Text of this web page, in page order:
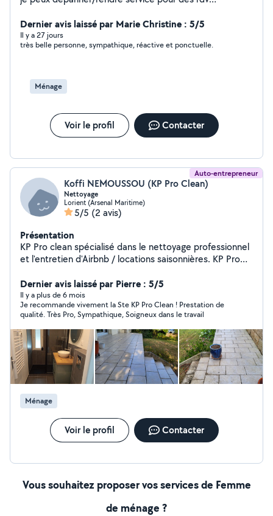
Lorient et alentours
Dernier avis laissé par Marie Christine : 5/5
Il y a 27 jours
très belle personne, sympathique, réactive et ponctuelle.
Ménage
Voir le profil Contacter
Auto-entrepreneur
Koffi NEMOUSSOU (KP Pro Clean)
Nettoyage
Lorient (Arsenal Maritime)
5/5 (2 avis)
Présentation
KP Pro clean spécialisé dans le nettoyage professionnel
et l'entretien d'Airbnb / locations saisonnières. KP Pro
besoins des entreprises, bureaux, commerces et des
propriétaires souhaitant déléguer la gestion du ménage.
Nos services: -Nettoyage complet bureaux -Entretien
et remise en état entreprises 2 locations Airbnb -
Gestion du linge (lavage repassage mise en place) -
Préparation des logements pour l'accueil des voyageurs.
Sérieux, ponctuel(le) et discret(ète), je m'adapte à vos
contraintes horaires pour garantir un service fiable et de
qualité. N'hésitez pas à me contacter pour un devis
personnalisé ou un essai
Dernier avis laissé par Pierre : 5/5
Il y a plus de 6 mois
Je recommande vivement la Ste KP Pro Clean ! Prestation de
qualité. Très Pro, Sympathique, Soigneux dans le travail
Ménage
Voir le profil Contacter
Vous souhaitez proposer vos services de Femme
de ménage ?